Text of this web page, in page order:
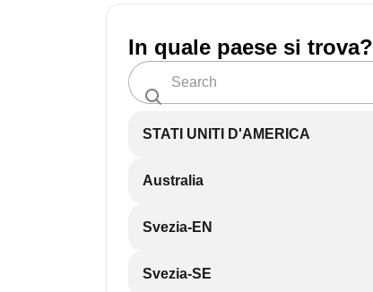
In quale paese si trova?
STATI UNITI D'AMERICA
Australia
Svezia-EN
Svezia-SE